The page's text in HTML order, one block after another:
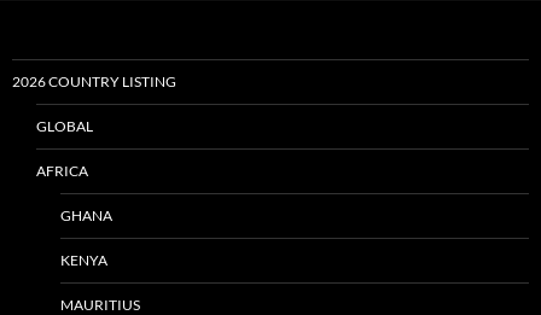
2026 COUNTRY LISTING
GLOBAL
AFRICA
GHANA
KENYA
MAURITIUS